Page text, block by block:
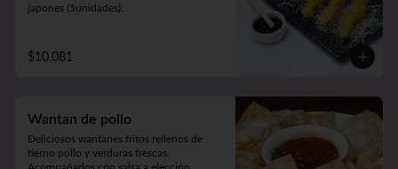
japones (5unidades).
$10.081
Wantan de pollo
Deliciosos wantanes fritos rellenos de
tierno pollo y verduras frescas.